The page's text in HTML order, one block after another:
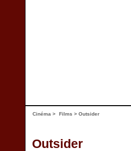
Cinéma > Films > Outsider
Outsider